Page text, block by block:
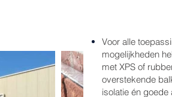
Voor alle
mogelijkheden
met XPS of
overstekende
isolatie én